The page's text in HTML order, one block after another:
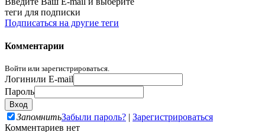
теги для подписки
Подписаться на другие теги
Комментарии
Войти или зарегистрироваться.
Логинили E-mail
Пароль
ЗапомнитьЗабыли пароль? | Зарегистрироваться
Комментариев нет